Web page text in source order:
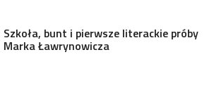
Szkoła, bunt i pierwsze literackie próby
Marka Ławrynowicza